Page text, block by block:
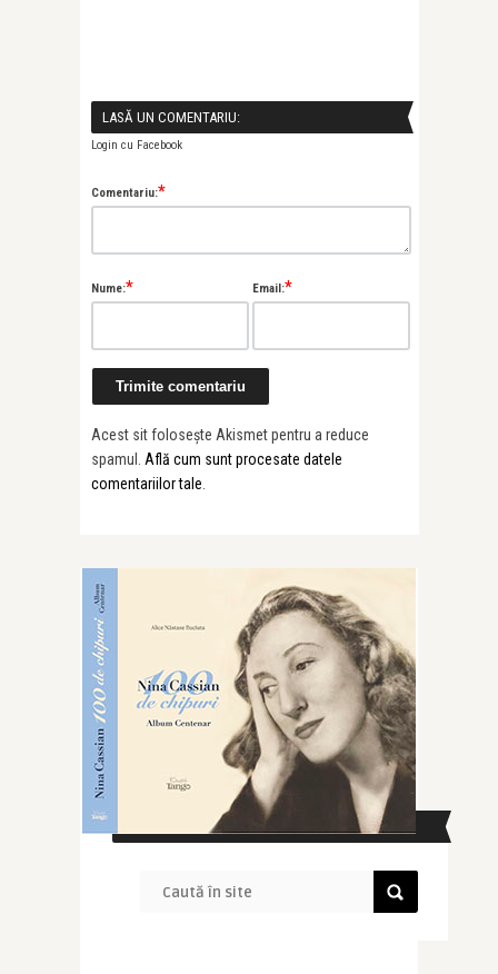
LASĂ UN COMENTARIU:
Login cu Facebook
Comentariu:*
Nume:* Email:*
Acest sit folosește Akismet pentru a reduce
spamul. Află cum sunt procesate datele
comentariilor tale.
CAUTĂ ÎN SITE